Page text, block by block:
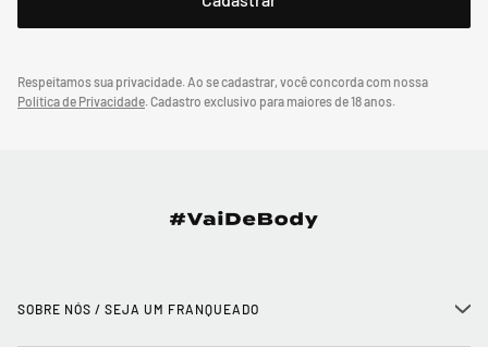
Respeitamos sua privacidade. Ao se cadastrar, você concorda com nossa
Política de Privacidade.Cadastro exclusivo para maiores de 18 anos.
SOBRE NÓS / SEJA UM FRANQUEADO +